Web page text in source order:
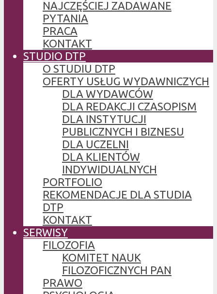
NAJCZĘŚCIEJ ZADAWANE
PYTANIA
PRACA
KONTAKT
STUDIO DTP
O STUDIU DTP
OFERTY USŁUG WYDAWNICZYCH
DLA WYDAWCÓW
DLA REDAKCJI CZASOPISM
DLA INSTYTUCJI
PUBLICZNYCH I BIZNESU
DLA UCZELNI
DLA KLIENTÓW
INDYWIDUALNYCH
PORTFOLIO
REKOMENDACJE DLA STUDIA
DTP
KONTAKT
SERWISY
FILOZOFIA
KOMITET NAUK
FILOZOFICZNYCH PAN
PRAWO